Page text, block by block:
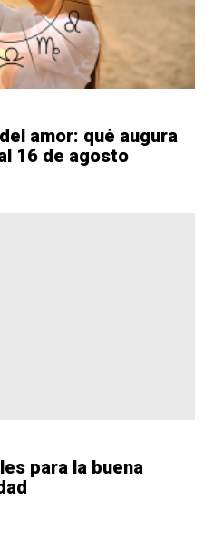
amor: qué augura
16 de agosto
para la buena